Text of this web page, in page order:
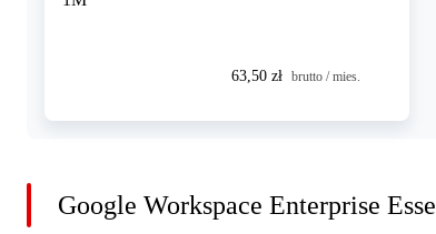
63,50 zł brutto / mies.
Google Workspace Enterprise